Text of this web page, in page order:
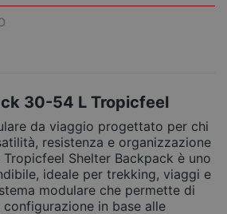
30-54 L Tropicfeel
da viaggio progettato per chi
resistenza e organizzazione
Shelter Backpack è uno
ideale per trekking, viaggi e
modulare che permette di
in base alle